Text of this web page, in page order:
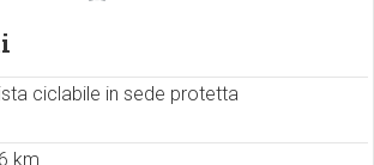
ciclabile in sede protetta
km